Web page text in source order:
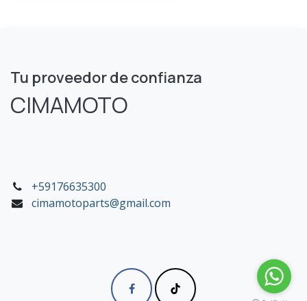
Tu proveedor de confianza
CIMAMOTO
+59176635300
cimamotoparts@gmail.com